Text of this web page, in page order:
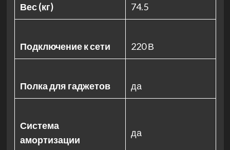
Вес (кг) 74.5
Подключение к сети 220 В
Полка для гаджетов да
Система
амортизации
да